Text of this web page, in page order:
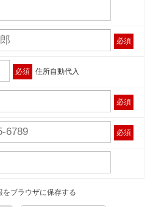
必須
必須 住所自動代入
必須
必須
をブラウザに保存する